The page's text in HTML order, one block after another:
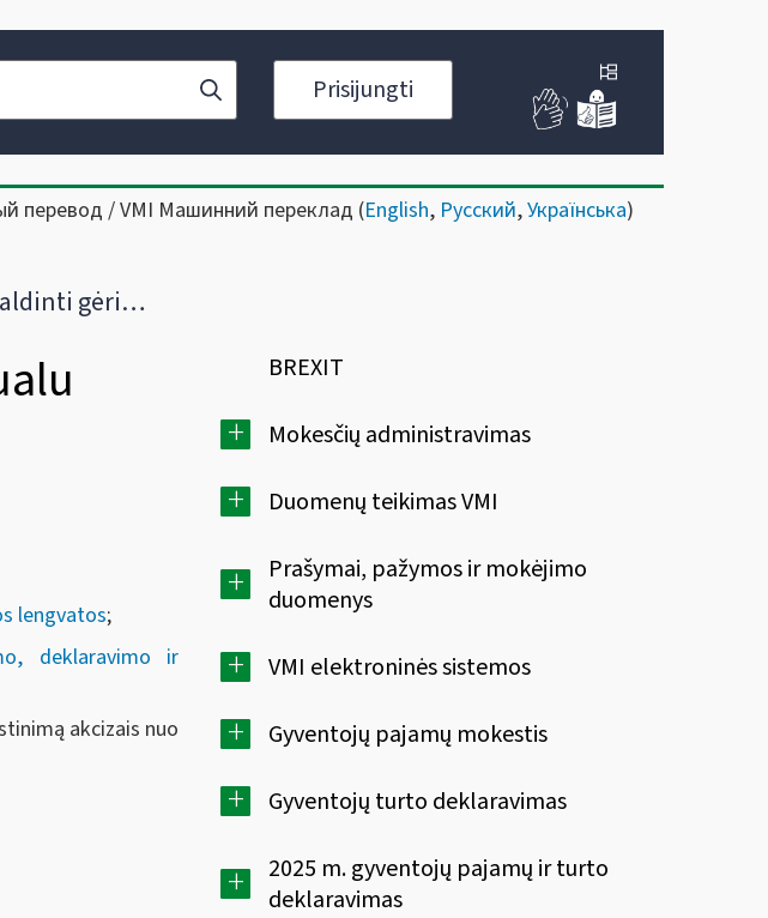
Prisijungti
перевод / VMI Машинний переклад (English, Русский,Українська)
IX skirsnis)
lengvatos;
deklaravimo ir
akcizais nuo
BREXIT
+ Mokesčių administravimas
+ Duomenų teikimas VMI
+
Prašymai, pažymos ir mokėjimo
duomenys
+ VMI elektroninės sistemos
+ Gyventojų pajamų mokestis
+ Gyventojų turto deklaravimas
+
2025 m. gyventojų pajamų ir turto
deklaravimas